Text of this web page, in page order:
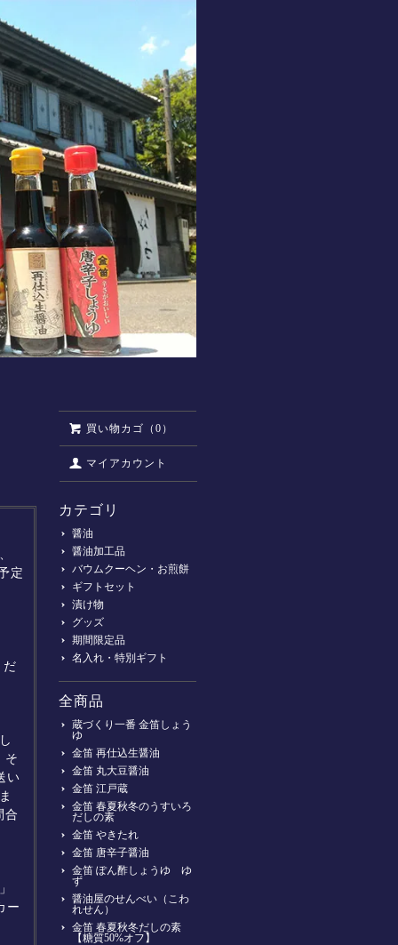
定
だ
そ
い
合
ー
買い物カゴ（0）
マイアカウント
カテゴリ
醤油
醤油加工品
バウムクーヘン・お煎餅
ギフトセット
漬け物
グッズ
期間限定品
名入れ・特別ギフト
全商品
蔵づくり一番 金笛しょう
ゆ
金笛 再仕込生醤油
金笛 丸大豆醤油
金笛 江戸蔵
金笛 春夏秋冬のうすいろ
だしの素
金笛 やきたれ
金笛 唐辛子醤油
金笛 ぽん酢しょうゆ ゆ
ず
醤油屋のせんべい（こわ
れせん）
金笛 春夏秋冬だしの素
【糖質50%オフ】